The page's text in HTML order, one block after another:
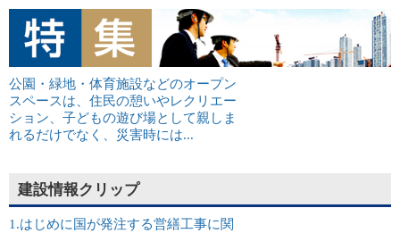
公園・緑地・体育施設などのオープン
スペースは、住民の憩いやレクリエー
ション、子どもの遊び場として親しま
れるだけでなく、災害時には...
建設情報クリップ
1.はじめに国が発注する営繕工事に関